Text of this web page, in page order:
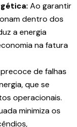
Ao garantir
dentro dos
a energia
na fatura
de falhas
que se
operacionais.
minimiza os